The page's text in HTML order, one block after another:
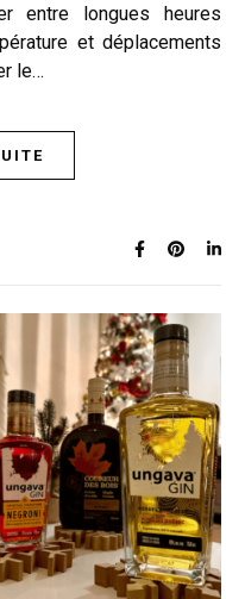
et déplacements
le…